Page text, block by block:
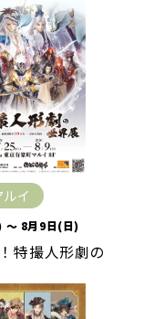
イ
～ 8月9日(日)
特撮人形劇の